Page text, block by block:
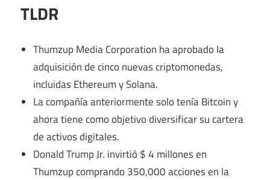
TLDR
Thumzup Media Corporation ha aprobado la
adquisición de cinco nuevas criptomonedas,
incluidas Ethereum y Solana.
La compañía anteriormente solo tenía Bitcoin y
ahora tiene como objetivo diversificar su cartera
de activos digitales.
Donald Trump Jr. invirtió $ 4 millones en
Thumzup comprando 350,000 acciones en la